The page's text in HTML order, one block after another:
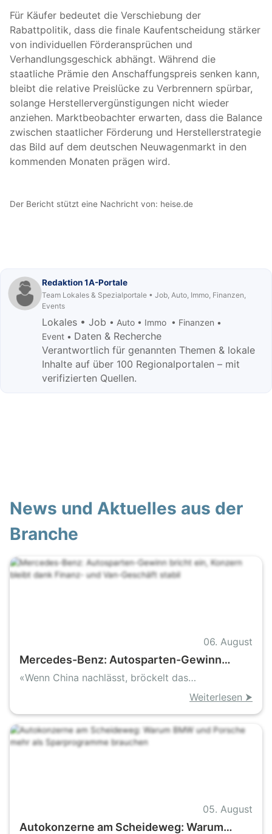
Für Käufer bedeutet die Verschiebung der
Rabattpolitik, dass die finale Kaufentscheidung stärker
von individuellen Förderansprüchen und
Verhandlungsgeschick abhängt. Während die
staatliche Prämie den Anschaffungspreis senken kann,
bleibt die relative Preislücke zu Verbrennern spürbar,
solange Herstellervergünstigungen nicht wieder
anziehen. Marktbeobachter erwarten, dass die Balance
zwischen staatlicher Förderung und Herstellerstrategie
das Bild auf dem deutschen Neuwagenmarkt in den
kommenden Monaten prägen wird.
Der Bericht stützt eine Nachricht von: heise.de
Redaktion 1A-Portale
Team Lokales & Spezialportale • Job, Auto, Immo, Finanzen,
Events
Lokales • Job • Auto • Immo • Finanzen •
Event • Daten & Recherche
Verantwortlich für genannten Themen & lokale
Inhalte auf über 100 Regionalportalen – mit
verifizierten Quellen.
News und Aktuelles aus der
Branche
06. August
Mercedes-Benz: Autosparten-Gewinn
bricht ein, Konzern bleibt dank Finanz- und
«Wenn China nachlässt, bröckelt das
Weiterlesen ⮞
05. August
Autokonzerne am Scheideweg: Warum